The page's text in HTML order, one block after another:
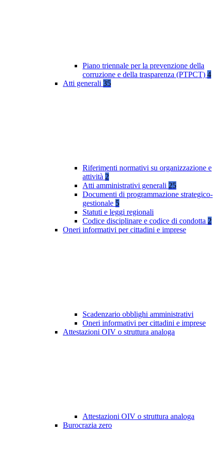
Piano triennale per la prevenzione della
corruzione e della trasparenza (PTPCT) 4
Atti generali 35
Riferimenti normativi su organizzazione e
attività 2
Atti amministrativi generali 25
Documenti di programmazione strategico-
gestionale 5
Statuti e leggi regionali
Codice disciplinare e codice di condotta 2
Oneri informativi per cittadini e imprese
Scadenzario obblighi amministrativi
Oneri informativi per cittadini e imprese
Attestazioni OIV o struttura analoga
Attestazioni OIV o struttura analoga
Burocrazia zero